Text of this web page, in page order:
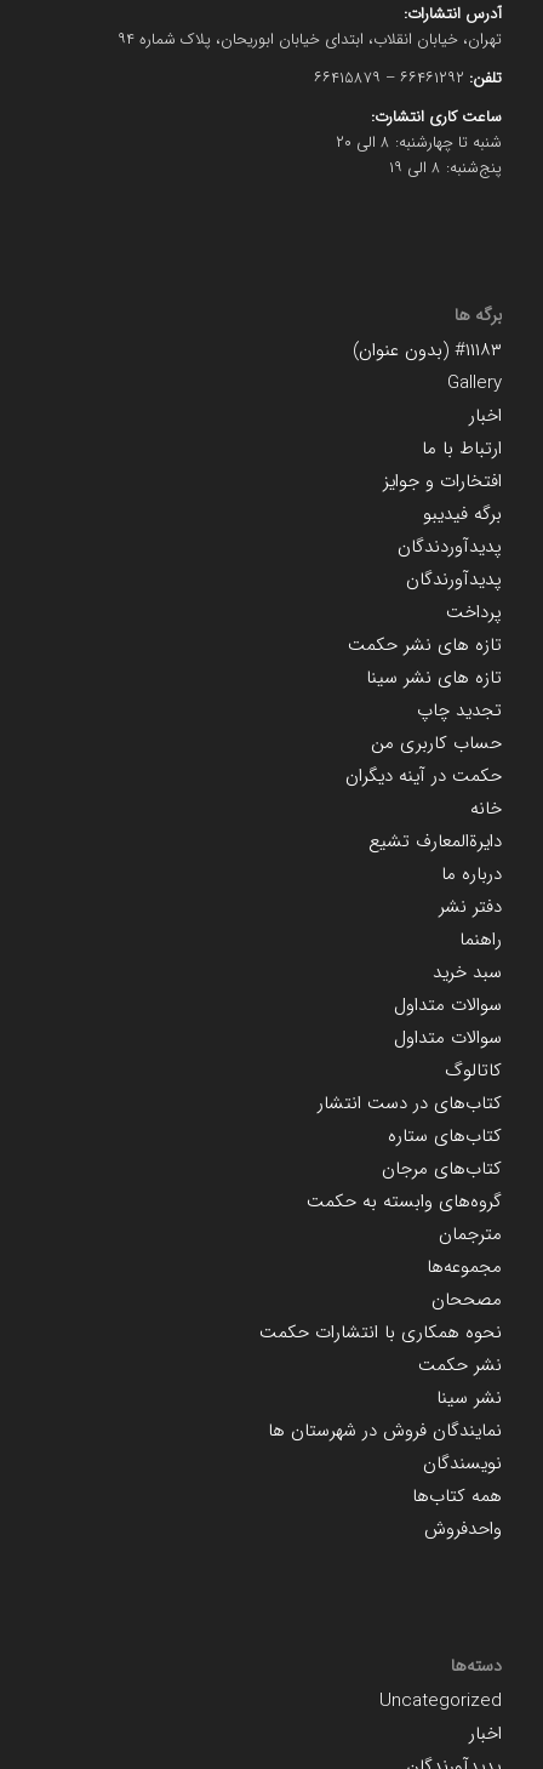
آدرس انتشارات:
تهران، خیابان انقلاب، ابتدای خیابان ابوریحان، پلاک شماره ۹۴
تلفن:
ساعت کاری انتشارت:
شنبه تا چهارشنبه: ۸ الی ۲۰
پنج‌شنبه: ۸ الی ۱۹
برگه ها
#۱۱۱۸۳ (بدون عنوان)
Gallery
اخبار
ارتباط با ما
افتخارات و جوایز
برگه فیدیبو
پدیدآوردندگان
پدیدآورندگان
پرداخت
تازه های نشر حکمت
تازه های نشر سینا
تجدید چاپ
حساب کاربری من
حکمت در آینه دیگران
خانه
دایرة‌المعارف تشیع
درباره ما
دفتر نشر
راهنما
سبد خرید
سوالات متداول
سوالات متداول
کاتالوگ
کتاب‌های در دست انتشار
کتاب‌های ستاره
کتاب‌های مرجان
گروه‌های وابسته به حکمت
مترجمان
مجموعه‌ها
مصححان
نحوه همکاری با انتشارات حکمت
نشر حکمت
نشر سینا
نمایندگان فروش در شهرستان ها
نویسندگان
همه کتاب‌ها
واحدفروش
دسته‌ها
Uncategorized
اخبار